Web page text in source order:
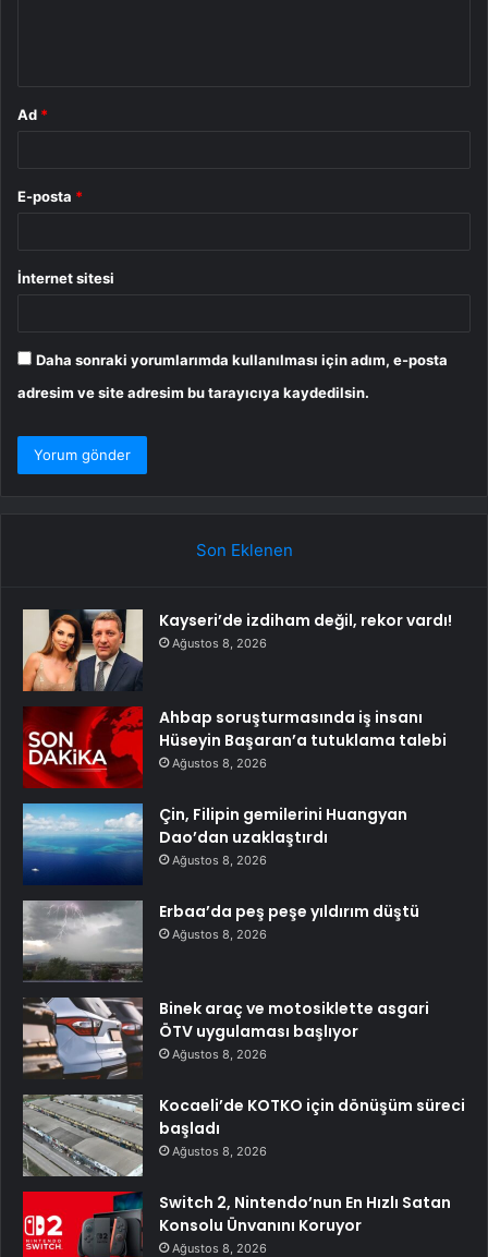
Ad *
E-posta *
İnternet sitesi
Daha sonraki yorumlarımda kullanılması için adım, e-posta
adresim ve site adresim bu tarayıcıya kaydedilsin.
Son Eklenen
Kayseri’de izdiham değil, rekor vardı!
Ağustos 8, 2026
Ahbap soruşturmasında iş insanı
Hüseyin Başaran’a tutuklama talebi
Ağustos 8, 2026
Çin, Filipin gemilerini Huangyan
Dao’dan uzaklaştırdı
Ağustos 8, 2026
Erbaa’da peş peşe yıldırım düştü
Ağustos 8, 2026
Binek araç ve motosiklette asgari
ÖTV uygulaması başlıyor
Ağustos 8, 2026
Kocaeli’de KOTKO için dönüşüm süreci
başladı
Ağustos 8, 2026
Switch 2, Nintendo’nun En Hızlı Satan
Konsolu Ünvanını Koruyor
Ağustos 8, 2026